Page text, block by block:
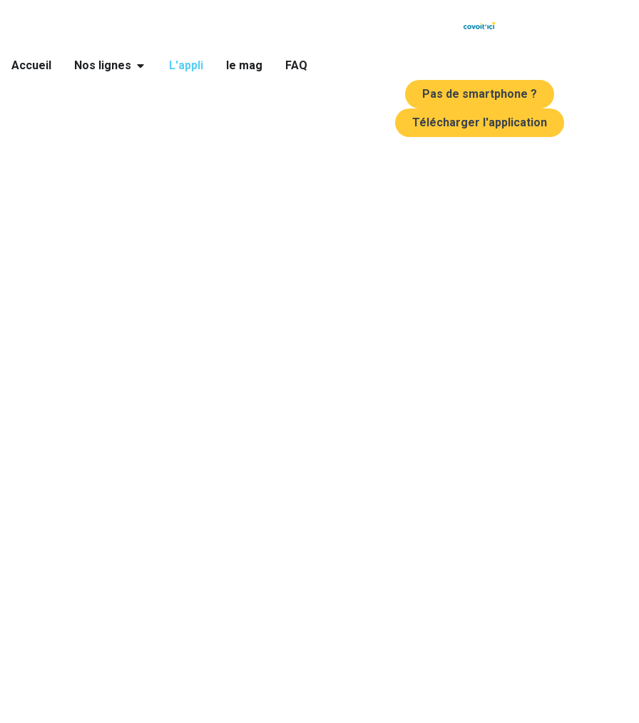
Accueil Nos lignes L'appli le mag FAQ
Pas de smartphone ?
Télécharger l'application